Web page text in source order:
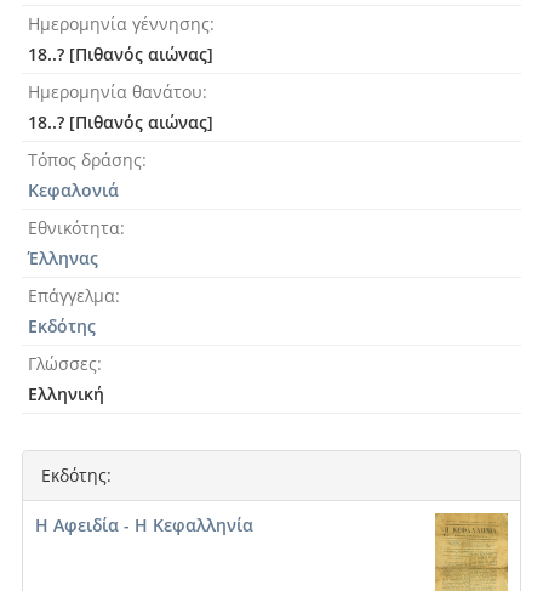
Ημερομηνία γέννησης
18..? [Πιθανός αιώνας]
Ημερομηνία θανάτου
18..? [Πιθανός αιώνας]
Τόπος δράσης
Κεφαλονιά
Εθνικότητα
Έλληνας
Επάγγελμα
Εκδότης
Γλώσσες
Ελληνική
Εκδότης:
Η Αφειδία - Η Κεφαλληνία